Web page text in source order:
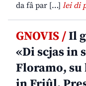
da fâ par […] lei di
GNOVIS /Il
«Di scjas in
Floramo,